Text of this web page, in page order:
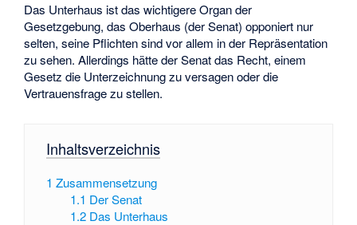
Das Unterhaus ist das wichtigere Organ der
Gesetzgebung, das Oberhaus (der Senat) opponiert nur
selten, seine Pflichten sind vor allem in der Repräsentation
zu sehen. Allerdings hätte der Senat das Recht, einem
Gesetz die Unterzeichnung zu versagen oder die
Vertrauensfrage zu stellen.
Inhaltsverzeichnis
1 Zusammensetzung
1.1 Der Senat
1.2 Das Unterhaus